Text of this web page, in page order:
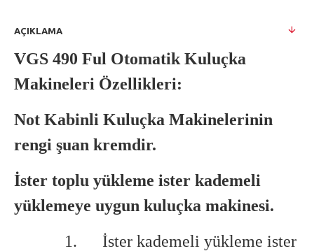
AÇIKLAMA
VGS 490 Ful Otomatik Kuluçka
Makineleri Özellikleri:
Not Kabinli Kuluçka Makinelerinin
rengi şuan kremdir.
İster toplu yükleme ister kademeli
yüklemeye uygun kuluçka makinesi.
1. İster kademeli yükleme ister